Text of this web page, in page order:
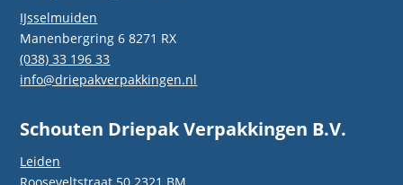
IJsselmuiden
Manenbergring 6 8271 RX
(038) 33 196 33
info@driepakverpakkingen.nl
Schouten Driepak Verpakkingen B.V.
Leiden